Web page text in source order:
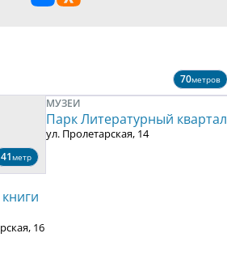
41метр
16
70метров
МУЗЕИ
Парк Литературный квартал
ул. Пролетарская, 14